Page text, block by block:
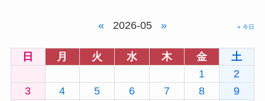
« 2026-05 » » 今日
日 月 火 水 木 金
土
1
2
3
4 5 6 7 8
9